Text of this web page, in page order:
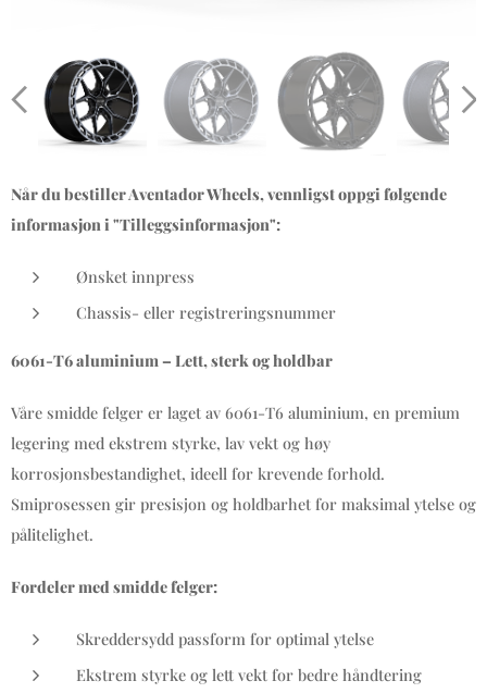
Når du bestiller Aventador Wheels, vennligst oppgi følgende
informasjon i "Tilleggsinformasjon":
Ønsket innpress
Chassis- eller registreringsnummer
6061-T6 aluminium – Lett, sterk og holdbar
Våre smidde felger er laget av 6061-T6 aluminium, en premium
legering med ekstrem styrke, lav vekt og høy
korrosjonsbestandighet, ideell for krevende forhold.
Smiprosessen gir presisjon og holdbarhet for maksimal ytelse og
pålitelighet.
Fordeler med smidde felger:
Skreddersydd passform for optimal ytelse
Ekstrem styrke og lett vekt for bedre håndtering